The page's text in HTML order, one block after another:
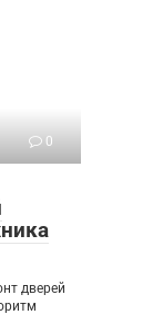
0
дверей